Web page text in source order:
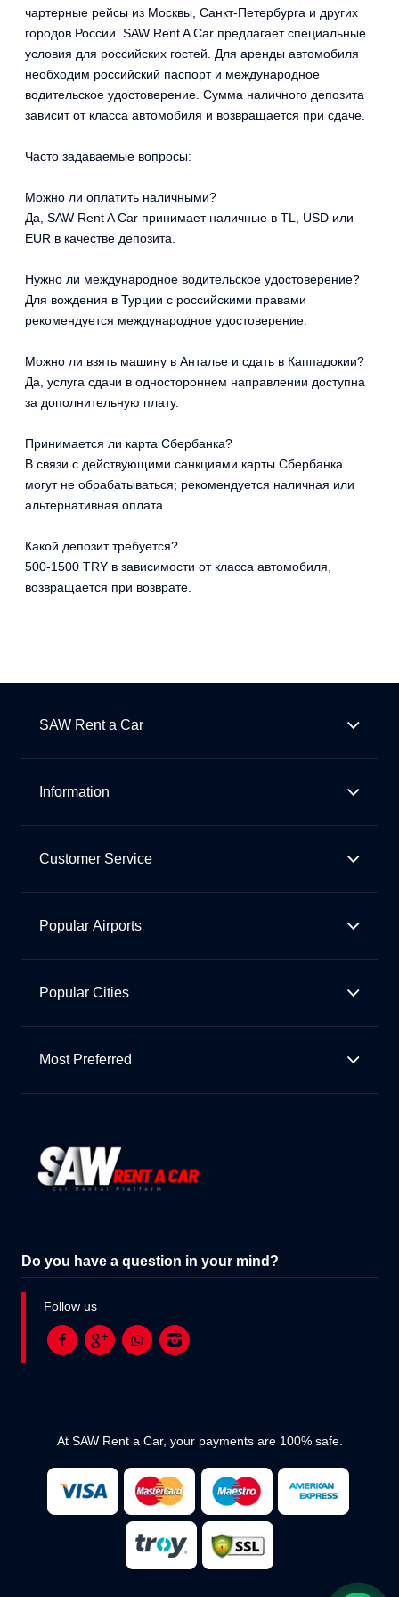
чартерные рейсы из Москвы, Санкт-Петербурга и других
городов России. SAW Rent A Car предлагает специальные
условия для российских гостей. Для аренды автомобиля
необходим российский паспорт и международное
водительское удостоверение. Сумма наличного депозита
зависит от класса автомобиля и возвращается при сдаче.
Часто задаваемые вопросы:
Можно ли оплатить наличными?
Да, SAW Rent A Car принимает наличные в TL, USD или
EUR в качестве депозита.
Нужно ли международное водительское удостоверение?
Для вождения в Турции с российскими правами
рекомендуется международное удостоверение.
Можно ли взять машину в Анталье и сдать в Каппадокии?
Да, услуга сдачи в одностороннем направлении доступна
за дополнительную плату.
Принимается ли карта Сбербанка?
В связи с действующими санкциями карты Сбербанка
могут не обрабатываться; рекомендуется наличная или
альтернативная оплата.
Какой депозит требуется?
500-1500 TRY в зависимости от класса автомобиля,
возвращается при возврате.
SAW Rent a Car
Information
Customer Service
Popular Airports
Popular Cities
Most Preferred
Do you have a question in your mind?
Follow us
At SAW Rent a Car, your payments are 100% safe.